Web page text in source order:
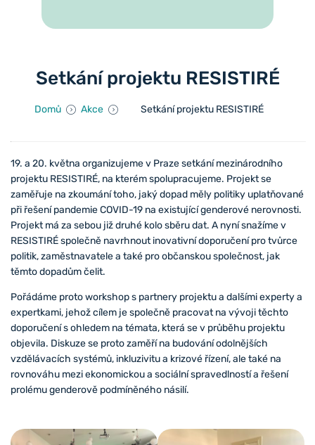
Setkání projektu RESISTIRÉ
Domů Akce Setkání projektu RESISTIRÉ
19. a 20. května organizujeme v Praze setkání mezinárodního
projektu RESISTIRÉ, na kterém spolupracujeme. Projekt se
zaměřuje na zkoumání toho, jaký dopad měly politiky uplatňované
při řešení pandemie COVID-19 na existující genderové nerovnosti.
Projekt má za sebou již druhé kolo sběru dat. A nyní snažíme v
RESISTIRÉ společně navrhnout inovativní doporučení pro tvůrce
politik, zaměstnavatele a také pro občanskou společnost, jak
těmto dopadům čelit.
Pořádáme proto workshop s partnery projektu a dalšími experty a
expertkami, jehož cílem je společně pracovat na vývoji těchto
doporučení s ohledem na témata, která se v průběhu projektu
objevila. Diskuze se proto zaměří na budování odolnějších
vzdělávacích systémů, inkluzivitu a krizové řízení, ale také na
rovnováhu mezi ekonomickou a sociální spravedlností a řešení
prolému genderově podmíněného násilí.